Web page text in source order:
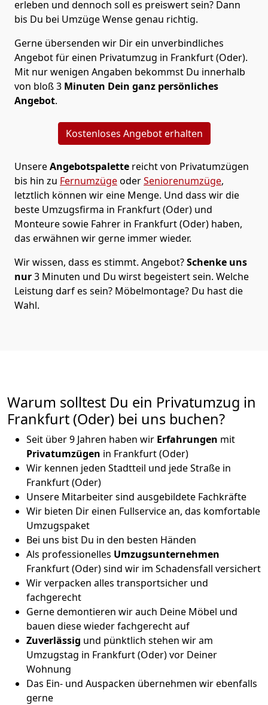
erleben und dennoch soll es preiswert sein? Dann
bis Du bei Umzüge Wense genau richtig.
Gerne übersenden wir Dir ein unverbindliches
Angebot für einen Privatumzug in Frankfurt (Oder).
Mit nur wenigen Angaben bekommst Du innerhalb
von bloß 3 Minuten Dein ganz persönliches
Angebot.
Kostenloses Angebot erhalten
UnsereAngebotspalette reicht von Privatumzügen
bis hin zu FernumzügeoderSeniorenumzüge,
letztlich können wir eine Menge. Und dass wir die
beste Umzugsfirma in Frankfurt (Oder) und
Monteure sowie Fahrer in Frankfurt (Oder) haben,
das erwähnen wir gerne immer wieder.
Wir wissen, dass es stimmt. Angebot?Schenke uns
nur3 Minuten und Du wirst begeistert sein. Welche
Leistung darf es sein? Möbelmontage? Du hast die
Wahl.
Warum solltest Du ein Privatumzug in
Frankfurt (Oder) bei uns buchen?
Seit über 9 Jahren haben wir Erfahrungen mit
Privatumzügen in Frankfurt (Oder)
Wir kennen jeden Stadtteil und jede Straße in
Frankfurt (Oder)
Unsere Mitarbeiter sind ausgebildete Fachkräfte
Wir bieten Dir einen Fullservice an, das komfortable
Umzugspaket
Bei uns bist Du in den besten Händen
Als professionelles Umzugsunternehmen
Frankfurt (Oder) sind wir im Schadensfall versichert
Wir verpacken alles transportsicher und
fachgerecht
Gerne demontieren wir auch Deine Möbel und
bauen diese wieder fachgerecht auf
Zuverlässig und pünktlich stehen wir am
Umzugstag in Frankfurt (Oder) vor Deiner
Wohnung
Das Ein- und Auspacken übernehmen wir ebenfalls
gerne